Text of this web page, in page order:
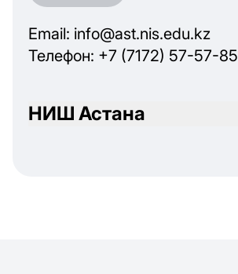
Email: info@ast.nis.edu.kz
Телефон: +7 (7172) 57-57-85
НИШ Астана